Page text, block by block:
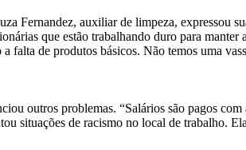
Fernandez, auxiliar de limpeza, expressou
que estão trabalhando duro para
falta de produtos básicos. Não temos uma
outros problemas. “Salários são pagos
situações de racismo no local de trabalho.